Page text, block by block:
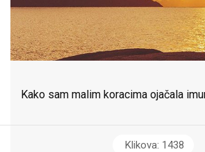
Kako sam malim koracima ojačala
Klikova: 1438